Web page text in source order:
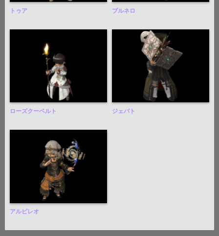
トゥア ブルネロ
ローズクーベルト ジェバト
アルビレオ